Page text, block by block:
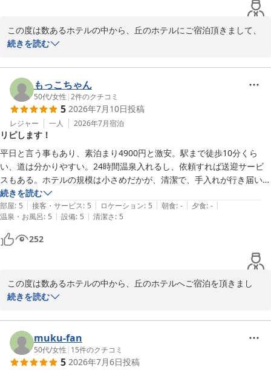
お風呂に入りたい方は大浴場の人数状況を一度確認し、入れなさそうで
総合評価としては満足しています。また観戦しに行くときに利用したい
です。
この度は数あるホテルの中から、丘のホテルにご宿泊頂きまして、
誠にありがとうございました。また、お忙しい中、口コミをご投稿
当ホテルは『楽天最強モバイルパーク』まで徒歩圏内の立地にござ
いまして、駐車場はチェックイン日午前９時からチェックアウト日
午後６時までごゆっくりご利用いただけます。お客様からのおすす
めのお言葉、大変有難く感謝申し上げます。
朝食につきましては、食材にこだわった健康的なメニューとなって
おりますが、ご満足いただけたご様子、何よりでございます。
お客様からはお部屋のコンセント、浴場につきまして率直なご意見
を賜り感謝申し上げます。お客様のご意見に耳を傾けながら今後も
サービスの向上に努めて参ります。
また仙台へお越しの際は、ぜひ丘のホテルへ足をお運びくださいま
すようお願い申し上げます。お客様のまたのご利用をスタッフ一
同、心よりお待ちしております。
2026-07-19
続きを読む
もっこちゃん
50代/女性 |2件のクチコミ
5 2026年7月10日投稿
レジャー 一人 2026年7月宿泊
リピします！
平日と言う事もあり、素泊まり4900円と激安。駅まで徒歩10分くら
い、道は分かりやすい。24時間温泉入れるし、依頼すれば送迎サービ
スもある。ホテルの規模は小さめだかが、清潔で、手入れが行き届いて
いる。また利用したい。
続きを読む
部屋: 5 | 接客・サービス: 5 | ロケーション: 5 | 朝食: - | 夕食: - |
温泉・お風呂: 5 | 設備: 5 | 清潔さ: 5
252
この度は数あるホテルの中から、丘のホテルへご宿泊を頂きまし
て、誠にありがとうございました。また、お忙しい中、口コミ投稿
【仙台トク旅】のご利用でお安くご宿泊出来た様で何よりでござい
ます。
当ホテルの浴場は24時間ご利用可能であり、男性湯はジェットバ
続きを読む
muku-fan
50代/女性 | 15件のクチコミ
5 2026年7月6日投稿